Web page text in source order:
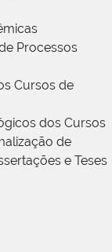
Processos
Cursos de
dos Cursos
de
e Teses